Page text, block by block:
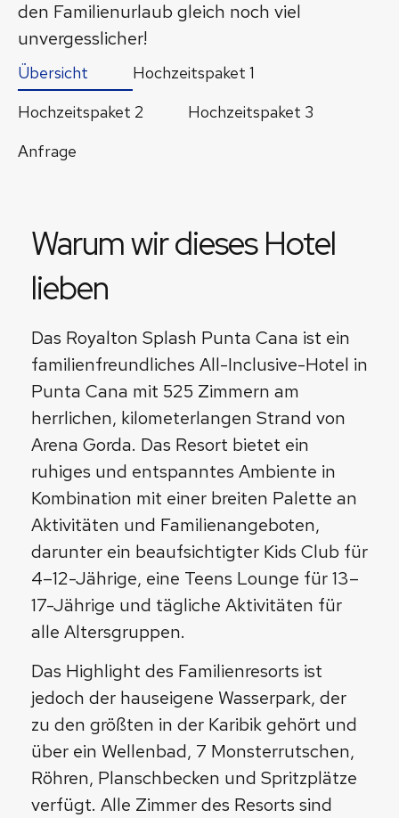
den Familienurlaub gleich noch viel
unvergesslicher!
Übersicht
Hochzeitspaket 1
Hochzeitspaket 2
Hochzeitspaket 3
Anfrage
Warum wir dieses Hotel
lieben
Das Royalton Splash Punta Cana ist ein
familienfreundliches All-Inclusive-Hotel in
Punta Cana mit 525 Zimmern am
herrlichen, kilometerlangen Strand von
Arena Gorda. Das Resort bietet ein
ruhiges und entspanntes Ambiente in
Kombination mit einer breiten Palette an
Aktivitäten und Familienangeboten,
darunter ein beaufsichtigter Kids Club für
4–12-Jährige, eine Teens Lounge für 13–
17-Jährige und tägliche Aktivitäten für
alle Altersgruppen.
Das Highlight des Familienresorts ist
jedoch der hauseigene Wasserpark, der
zu den größten in der Karibik gehört und
über ein Wellenbad, 7 Monsterrutschen,
Röhren, Planschbecken und Spritzplätze
verfügt. Alle Zimmer des Resorts sind